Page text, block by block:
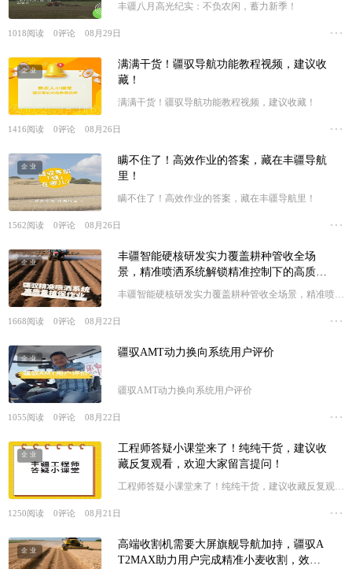
丰疆八月高光纪实：不负农闲，蓄力新季！
1018阅读 0评论 08月29日
企业
满满干货！疆驭导航功能教程视频，建议收
藏！
满满干货！疆驭导航功能教程视频，建议收藏！
1416阅读 0评论 08月26日
企业
瞒不住了！高效作业的答案，藏在丰疆导航
里！
瞒不住了！高效作业的答案，藏在丰疆导航里！
1562阅读 0评论 08月26日
企业
丰疆智能硬核研发实力覆盖耕种管收全场
景，精准喷洒系统解锁精准控制下的高质量
植保作业！
丰疆智能硬核研发实力覆盖耕种管收全场景，精准喷洒
1668阅读 0评论 08月22日
企业 疆驭AMT动力换向系统用户评价
疆驭AMT动力换向系统用户评价
1055阅读 0评论 08月22日
企业
工程师答疑小课堂来了！纯纯干货，建议收
藏反复观看，欢迎大家留言提问！
工程师答疑小课堂来了！纯纯干货，建议收藏反复观
1250阅读 0评论 08月21日
企业
高端收割机需要大屏旗舰导航加持，疆驭A
T2MAX助力用户完成精准小麦收割，效率